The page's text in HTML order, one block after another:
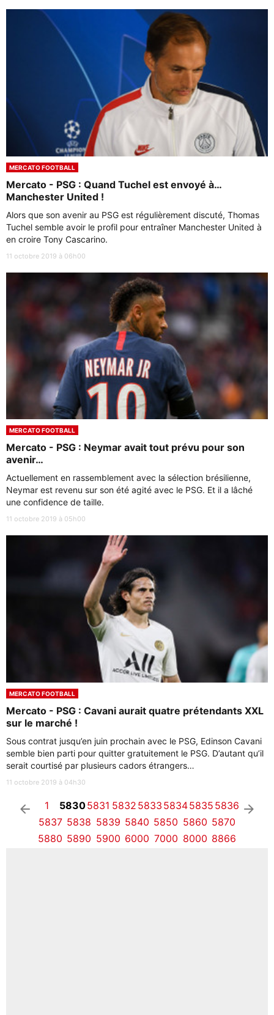
MERCATO FOOTBALL
Mercato - PSG : Quand Tuchel est envoyé à…
Manchester United !
Alors que son avenir au PSG est régulièrement discuté, Thomas
Tuchel semble avoir le profil pour entraîner Manchester United à
en croire Tony Cascarino.
11 octobre 2019 à 06h00
MERCATO FOOTBALL
Mercato - PSG : Neymar avait tout prévu pour son
avenir…
Actuellement en rassemblement avec la sélection brésilienne,
Neymar est revenu sur son été agité avec le PSG. Et il a lâché
une confidence de taille.
11 octobre 2019 à 05h00
MERCATO FOOTBALL
Mercato - PSG : Cavani aurait quatre prétendants XXL
sur le marché !
Sous contrat jusqu’en juin prochain avec le PSG, Edinson Cavani
semble bien parti pour quitter gratuitement le PSG. D’autant qu’il
serait courtisé par plusieurs cadors étrangers…
11 octobre 2019 à 04h30
arrow_left 1 58305831 5832 5833 58345835 5836
5837 5838 5839 5840 5850 5860 5870
5880 5890 5900 6000 7000 8000 8866
arrow_right